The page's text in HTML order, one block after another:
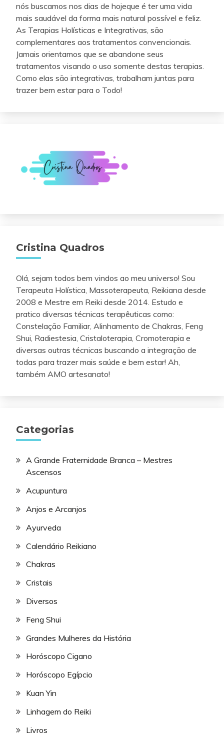
nós buscamos nos dias de hojeque é ter uma vida
mais saudável da forma mais natural possível e feliz.
As Terapias Holísticas e Integrativas, são
complementares aos tratamentos convencionais.
Jamais orientamos que se abandone seus
tratamentos visando o uso somente destas terapias.
Como elas são integrativas, trabalham juntas para
trazer bem estar para o Todo!
Cristina Quadros
Olá, sejam todos bem vindos ao meu universo! Sou
Terapeuta Holística, Massoterapeuta, Reikiana desde
2008 e Mestre em Reiki desde 2014. Estudo e
pratico diversas técnicas terapêuticas como:
Constelação Familiar, Alinhamento de Chakras, Feng
Shui, Radiestesia, Cristaloterapia, Cromoterapia e
diversas outras técnicas buscando a integração de
todas para trazer mais saúde e bem estar! Ah,
também AMO artesanato!
Categorias
A Grande Fraternidade Branca – Mestres
Ascensos
Acupuntura
Anjos e Arcanjos
Ayurveda
Calendário Reikiano
Chakras
Cristais
Diversos
Feng Shui
Grandes Mulheres da História
Horóscopo Cigano
Horóscopo Egípcio
Kuan Yin
Linhagem do Reiki
Livros